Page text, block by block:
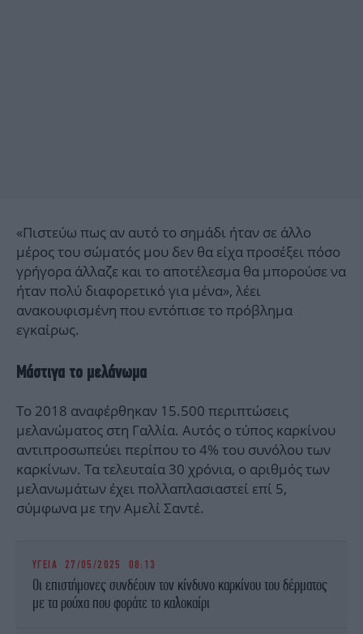
«Πιστεύω πως αν αυτό το σημάδι ήταν σε άλλο
μέρος του σώματός μου δεν θα είχα προσέξει πόσο
γρήγορα άλλαζε και το αποτέλεσμα θα μπορούσε να
ήταν πολύ διαφορετικό για μένα», λέει
ανακουφισμένη που εντόπισε το πρόβλημα
εγκαίρως.
Μάστιγα το μελάνωμα
Το 2018 αναφέρθηκαν 15.500 περιπτώσεις
μελανώματος στη Γαλλία. Αυτός ο τύπος καρκίνου
αντιπροσωπεύει περίπου το 4% του συνόλου των
καρκίνων. Τα τελευταία 30 χρόνια, ο αριθμός των
μελανωμάτων έχει πολλαπλασιαστεί επί 5,
σύμφωνα με την Αμελί Σαντέ.
ΥΓΕΙΑ 27/05/2025 08:13
Οι επιστήμονες συνδέουν τον κίνδυνο καρκίνου του δέρματος
με τα ρούχα που φοράτε το καλοκαίρι